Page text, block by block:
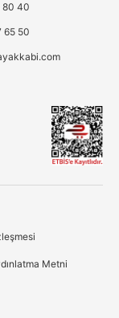
80 40
65 50
Metni